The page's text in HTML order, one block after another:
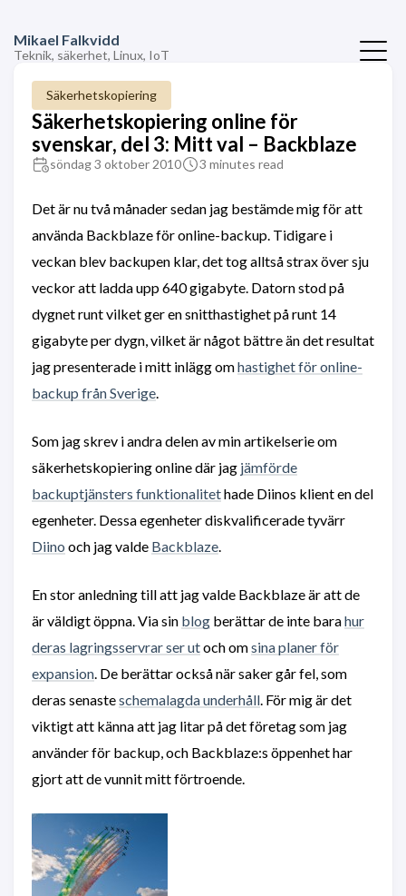
Mikael Falkvidd
Teknik, säkerhet, Linux, IoT
Säkerhetskopiering
Säkerhetskopiering online för
svenskar, del 3: Mitt val – Backblaze
söndag 3 oktober 2010 3 minutes read
Det är nu två månader sedan jag bestämde mig för att
använda Backblaze för online-backup. Tidigare i
veckan blev backupen klar, det tog alltså strax över sju
veckor att ladda upp 640 gigabyte. Datorn stod på
dygnet runt vilket ger en snitthastighet på runt 14
gigabyte per dygn, vilket är något bättre än det resultat
jag presenterade i mitt inlägg omhastighet för online-
backup från Sverige.
Som jag skrev i andra delen av min artikelserie om
säkerhetskopiering online där jag jämförde
backuptjänsters funktionalitethade Diinos klient en del
egenheter. Dessa egenheter diskvalificerade tyvärr
Diino och jag valde Backblaze.
En stor anledning till att jag valde Backblaze är att de
är väldigt öppna. Via sin blog berättar de inte barahur
deras lagringsservrar ser utoch omsina planer för
expansion. De berättar också när saker går fel, som
deras senasteschemalagda underhåll. För mig är det
viktigt att känna att jag litar på det företag som jag
använder för backup, och Backblaze:s öppenhet har
gjort att de vunnit mitt förtroende.